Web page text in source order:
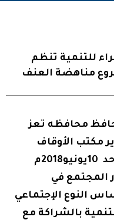
للتنمية تنظم
مناهضة العنف
محافظه تعز
مكتب الأوقاف
والإرشاد بالمحافظة اليوم الأحد 10يونيو2018م
المجتمع في
النوع الإجتماعي
بالشراكة مع